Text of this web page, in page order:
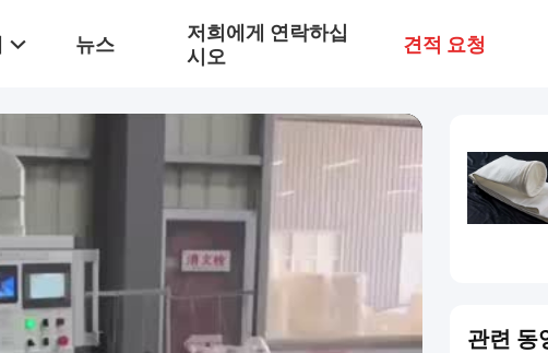
뉴스
저희에게 연락하십
시오
견적 요청
관련 동